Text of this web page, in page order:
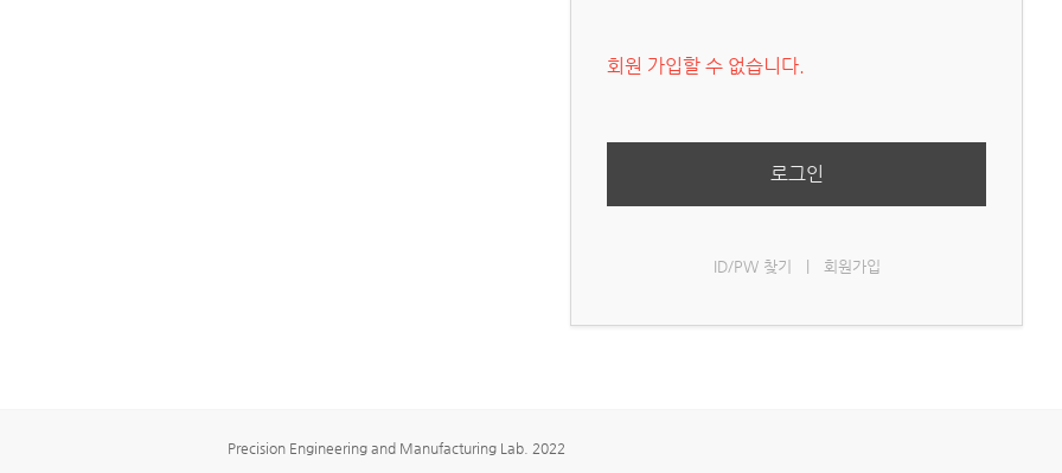
회원 가입할 수 없습니다.
로그인
ID/PW 찾기 회원가입
Precision Engineering and Manufacturing Lab. 2022